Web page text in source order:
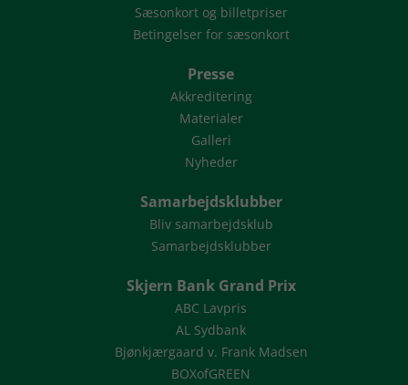
Sæsonkort og billetpriser
Betingelser for sæsonkort
Presse
Akkreditering
Materialer
Galleri
Nyheder
Samarbejdsklubber
Bliv samarbejdsklub
Samarbejdsklubber
Skjern Bank Grand Prix
ABC Lavpris
AL Sydbank
Bjønkjærgaard v. Frank Madsen
BOXofGREEN